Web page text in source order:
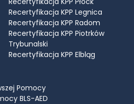
Recertyfikacja KPP Legnica
Recertyfikacja KPP Radom
Recertyfikacja KPP Piotrków
Trybunalski
Recertyfikacja KPP Elbląg
Pomocy
BLS-AED